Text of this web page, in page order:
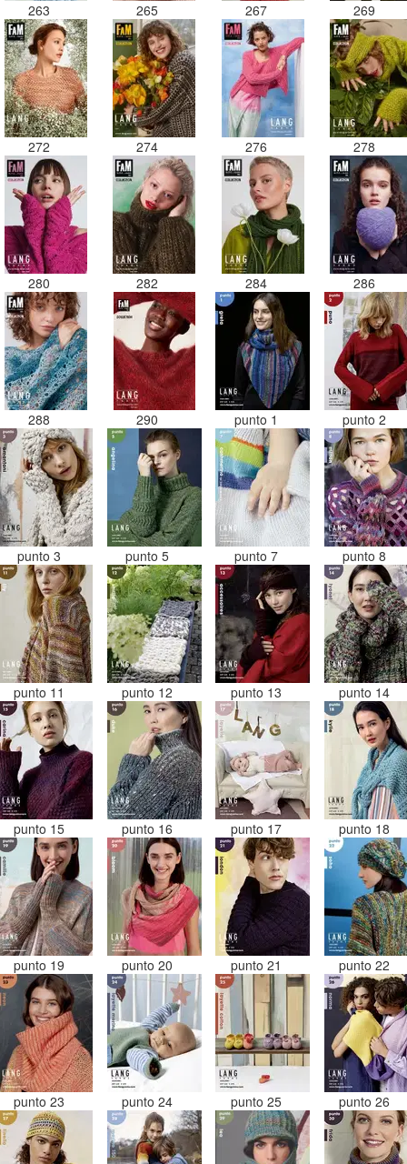
263 265 267 269
272 274 276 278
280 282 284 286
288 290 punto 1 punto 2
punto 3 punto 5 punto 7 punto 8
punto 11 punto 12 punto 13 punto 14
punto 15 punto 16 punto 17 punto 18
punto 19 punto 20 punto 21 punto 22
punto 23 punto 24 punto 25 punto 26